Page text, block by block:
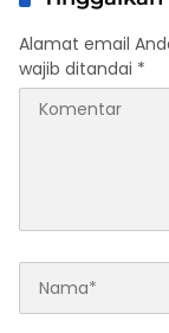
Alamat email
wajib ditandai *